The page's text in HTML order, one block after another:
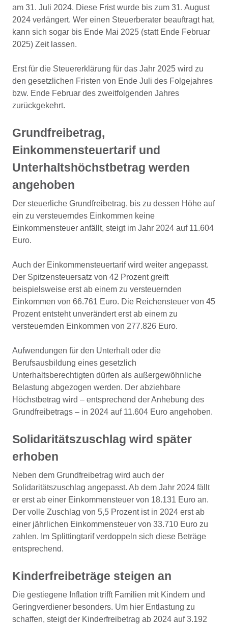
am 31. Juli 2024. Diese Frist wurde bis zum 31. August
2024 verlängert. Wer einen Steuerberater beauftragt hat,
kann sich sogar bis Ende Mai 2025 (statt Ende Februar
2025) Zeit lassen.
Erst für die Steuererklärung für das Jahr 2025 wird zu
den gesetzlichen Fristen von Ende Juli des Folgejahres
bzw. Ende Februar des zweitfolgenden Jahres
zurückgekehrt.
Grundfreibetrag,
Einkommensteuertarif und
Unterhaltshöchstbetrag werden
angehoben
Der steuerliche Grundfreibetrag, bis zu dessen Höhe auf
ein zu versteuerndes Einkommen keine
Einkommensteuer anfällt, steigt im Jahr 2024 auf 11.604
Euro.
Auch der Einkommensteuertarif wird weiter angepasst.
Der Spitzensteuersatz von 42 Prozent greift
beispielsweise erst ab einem zu versteuernden
Einkommen von 66.761 Euro. Die Reichensteuer von 45
Prozent entsteht unverändert erst ab einem zu
versteuernden Einkommen von 277.826 Euro.
Aufwendungen für den Unterhalt oder die
Berufsausbildung eines gesetzlich
Unterhaltsberechtigten dürfen als außergewöhnliche
Belastung abgezogen werden. Der abziehbare
Höchstbetrag wird – entsprechend der Anhebung des
Grundfreibetrags – in 2024 auf 11.604 Euro angehoben.
Solidaritätszuschlag wird später
erhoben
Neben dem Grundfreibetrag wird auch der
Solidaritätszuschlag angepasst. Ab dem Jahr 2024 fällt
er erst ab einer Einkommensteuer von 18.131 Euro an.
Der volle Zuschlag von 5,5 Prozent ist in 2024 erst ab
einer jährlichen Einkommensteuer von 33.710 Euro zu
zahlen. Im Splittingtarif verdoppeln sich diese Beträge
entsprechend.
Kinderfreibeträge steigen an
Die gestiegene Inflation trifft Familien mit Kindern und
Geringverdiener besonders. Um hier Entlastung zu
schaffen, steigt der Kinderfreibetrag ab 2024 auf 3.192